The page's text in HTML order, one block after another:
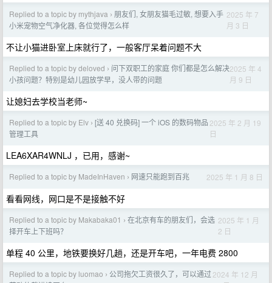
Replied to a topic by mythjava › 朋友们, 女朋友猫毛过敏, 想要入手
小米宠物空气净化器, 各位觉得怎么样
2025 年 7
月 3 日
不让小猫进卧室上床就行了，一般客厅呆着问题不大
Replied to a topic by deloved › 问下双职工的家庭 你们都是怎么解决
小孩问题？特别是幼儿园放学早，没人带的问题
2025 年 4
月 9 日
让媳妇去学校当老师~
Replied to a topic by Elv › [送 40 兑换码] 一个 iOS 的数码物品
管理工具
2025 年 2 月 19
日
LEA6XAR4WNLJ ，已用，感谢~
Replied to a topic by MadeInHaven › 网速只能跑到百兆 2025 年 1 月 8 日
看看网线，网口是不是接触不好
Replied to a topic by Makabaka01 › 在北京有车的朋友们，会选
择开车上下班吗？
2025 年 1 月
2 日
单程 40 公里，地铁要换好几趟，还是开车吧，一年电费 2800
Replied to a topic by luomao › 公司拖欠工资很久了，可以通过 2024 年 12 月